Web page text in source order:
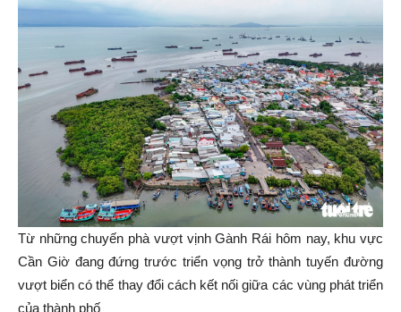
Từ những chuyến phà vượt vịnh Gành Rái hôm nay, khu vực
Cần Giờ đang đứng trước triển vọng trở thành tuyến đường
vượt biển có thể thay đổi cách kết nối giữa các vùng phát triển
của thành phố